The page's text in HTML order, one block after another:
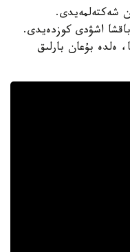
شەكتەلمەيدى.
اشۋدى كوزدەيدى.
ەلدە بۇعان بارلىق